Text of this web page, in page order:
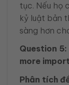
tục. Nếu họ
kỷ luật bản
sàng hơn
Question
more
Phân tích